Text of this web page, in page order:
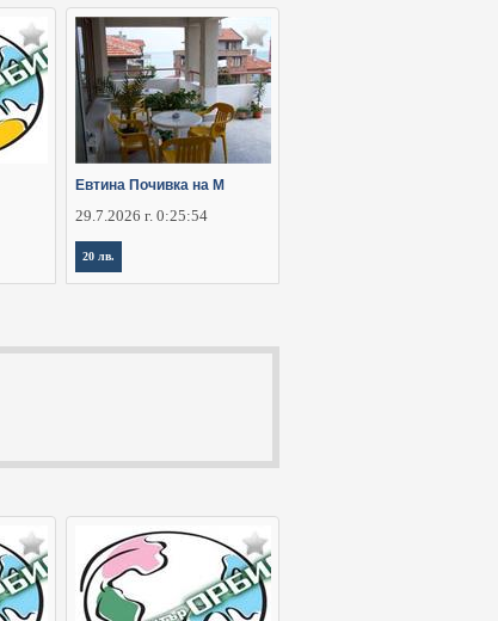
Евтина Почивка на М
29.7.2026 г. 0:25:54
20 лв.